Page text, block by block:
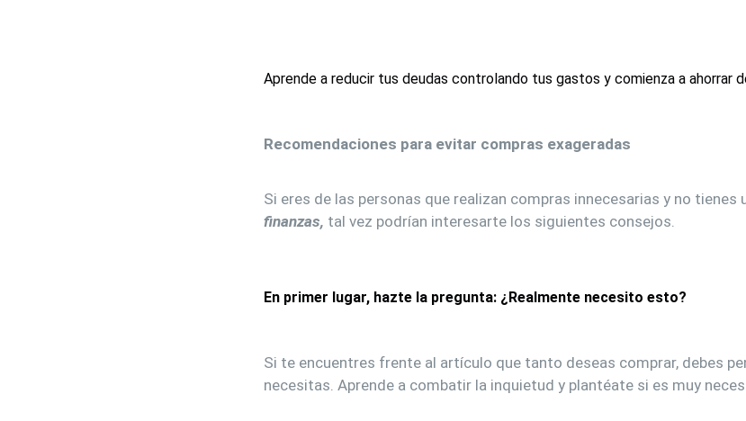
Aprende a reducir tus deudas controlando tus gastos y comienza a ahorrar
Recomendaciones para evitar compras exageradas
Si eres de las personas que realizan compras innecesarias y no tienes
finanzas, tal vez podrían interesarte los siguientes consejos.
En primer lugar, hazte la pregunta: ¿Realmente necesito esto?
Si te encuentres frente al artículo que tanto deseas comprar, debes
necesitas. Aprende a combatir la inquietud y plantéate si es muy